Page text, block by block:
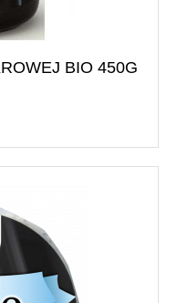
BIO 450G